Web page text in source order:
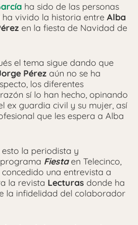
ha sido de las personas
vivido la historia entre Alba
en la fiesta de Navidad de
el tema sigue dando que
Pérez aún no se ha
los diferentes
sí lo han hecho, opinando
ex guardia civil y su mujer, así
que les espera a Alba
la periodista y
Fiesta en Telecinco,
concedido una entrevista a
la revista Lecturas donde ha
la infidelidad del colaborador